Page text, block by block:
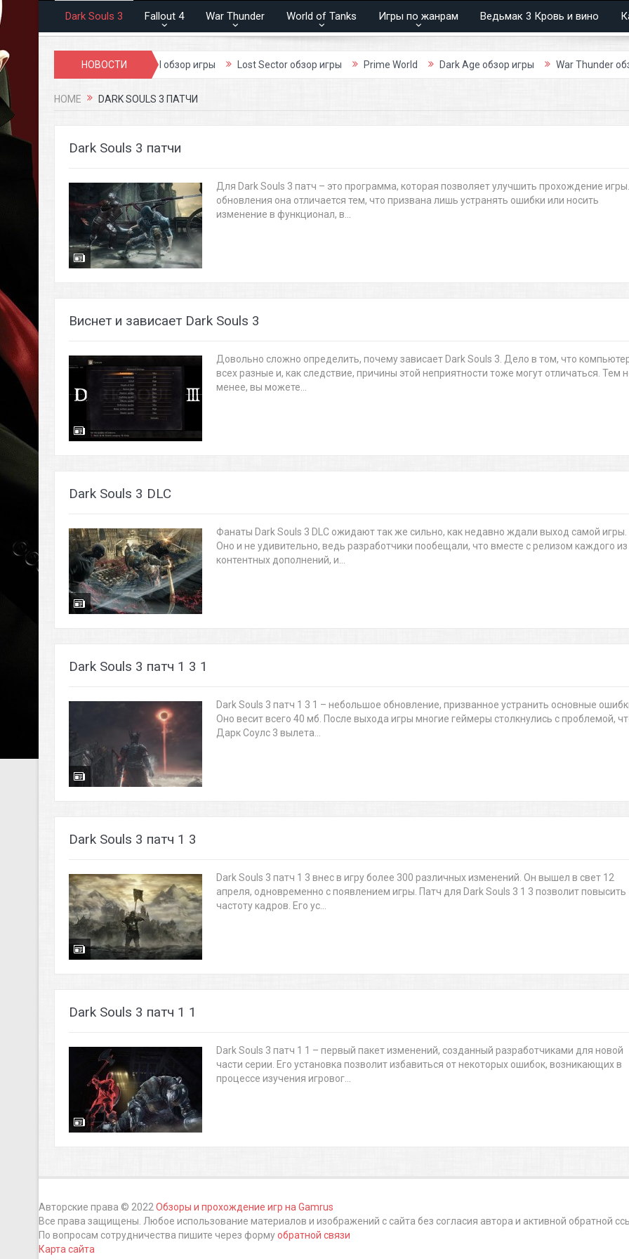
Dark Souls 3 Fallout 4 War Thunder World of Tanks Игры по жанрам Ведьмак 3 Кровь и вино
НОВОСТИ
игры Blood and Soul обзор игры Lost Sector обзор игры Prime World Dark Age обзор игры War Thunder обзор
HOME DARK SOULS 3 ПАТЧИ
Dark Souls 3 патчи
Для Dark Souls 3 патч – это программа, которая позволяет улучшить прохождение
обновления она отличается тем, что призвана лишь устранять ошибки или носить
изменение в функционал, в...
Виснет и зависает Dark Souls 3
Довольно сложно определить, почему зависает Dark Souls 3. Дело в том, что
всех разные и, как следствие, причины этой неприятности тоже могут отличаться. Тем
менее, вы можете...
Dark Souls 3 DLC
Фанаты Dark Souls 3 DLC ожидают так же сильно, как недавно ждали выход самой игры.
Оно и не удивительно, ведь разработчики пообещали, что вместе с релизом каждого из
контентных дополнений, и...
Dark Souls 3 патч 1 3 1
Dark Souls 3 патч 1 3 1 – небольшое обновление, призванное устранить основные
Оно весит всего 40 мб. После выхода игры многие геймеры столкнулись с проблемой,
Дарк Соулс 3 вылета...
Dark Souls 3 патч 1 3
Dark Souls 3 патч 1 3 внес в игру более 300 различных изменений. Он вышел в свет 12
апреля, одновременно с появлением игры. Патч для Dark Souls 3 1 3 позволит повысить
частоту кадров. Его ус...
Dark Souls 3 патч 1 1
Dark Souls 3 патч 1 1 – первый пакет изменений, созданный разработчиками для новой
части серии. Его установка позволит избавиться от некоторых ошибок, возникающих в
процессе изучения игровог...
Авторские права © 2022 Обзоры и прохождение игр на Gamrus
Все права защищены. Любое использование материалов и изображений с сайта без согласия автора и активной обратной
По вопросам сотрудничества пишите через формуобратной связи
Карта сайта